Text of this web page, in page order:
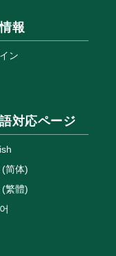
報
ン
対応ページ
简体)
繁體)